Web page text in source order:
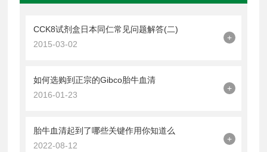
CCK8试剂盒日本同仁常见问题解答(二)
2015-03-02
+
如何选购到正宗的Gibco胎牛血清
2016-01-23
+
胎牛血清起到了哪些关键作用你知道么
2022-08-12
+